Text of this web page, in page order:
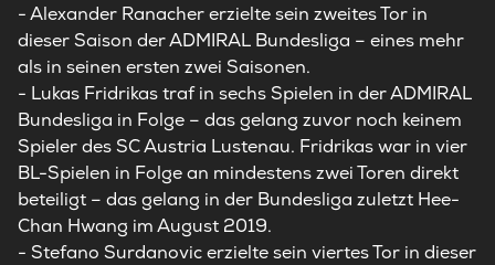
- Alexander Ranacher erzielte sein zweites Tor in
dieser Saison der ADMIRAL Bundesliga – eines mehr
als in seinen ersten zwei Saisonen.
- Lukas Fridrikas traf in sechs Spielen in der ADMIRAL
Bundesliga in Folge – das gelang zuvor noch keinem
Spieler des SC Austria Lustenau. Fridrikas war in vier
BL-Spielen in Folge an mindestens zwei Toren direkt
beteiligt – das gelang in der Bundesliga zuletzt Hee-
Chan Hwang im August 2019.
- Stefano Surdanovic erzielte sein viertes Tor in dieser